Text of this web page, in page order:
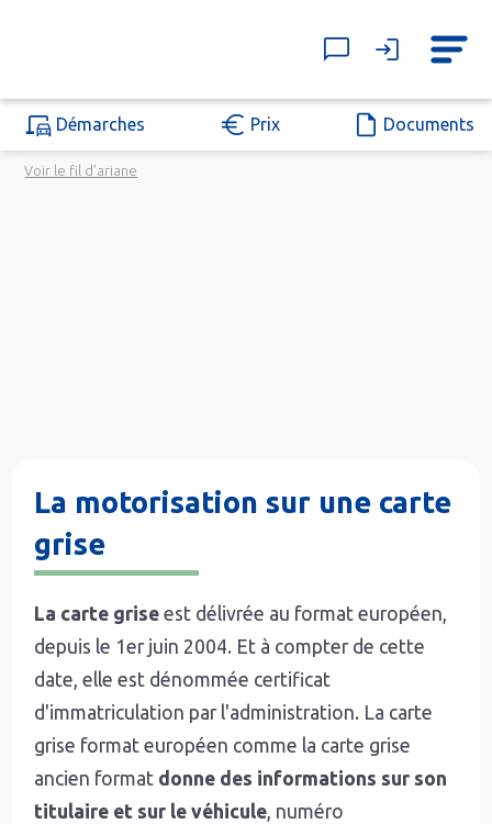
Démarches Prix Documents
Voir le fil d'ariane
La motorisation sur une carte
grise
La carte grise est délivrée au format européen,
depuis le 1er juin 2004. Et à compter de cette
date, elle est dénommée certificat
d'immatriculation par l'administration. La carte
grise format européen comme la carte grise
ancien format donne des informations sur son
titulaire et sur le véhicule, numéro